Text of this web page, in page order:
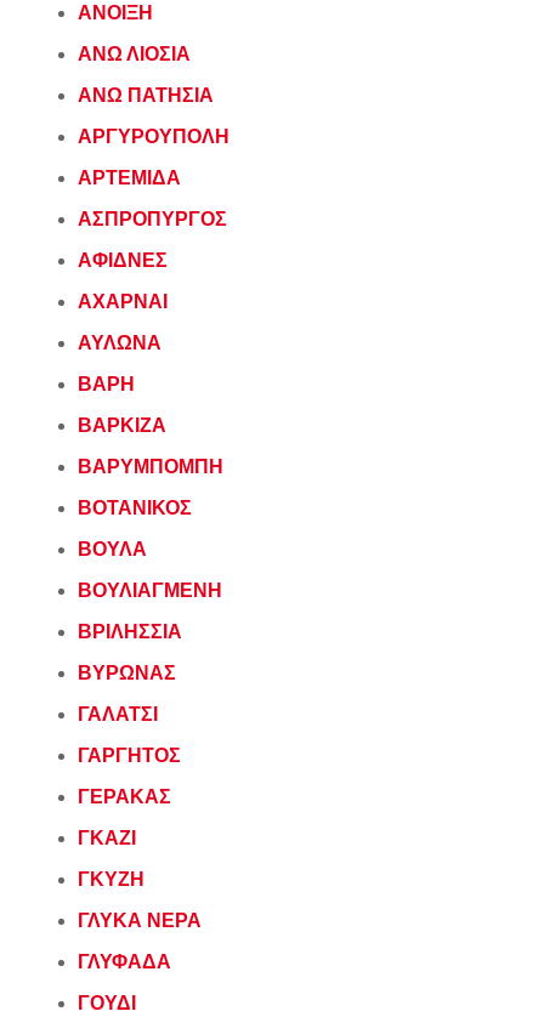
ΑΝΟΙΞΗ
ΑΝΩ ΛΙΟΣΙΑ
ΑΝΩ ΠΑΤΗΣΙΑ
ΑΡΓΥΡΟΥΠΟΛΗ
ΑΡΤΕΜΙΔΑ
ΑΣΠΡΟΠΥΡΓΟΣ
ΑΦΙΔΝΕΣ
ΑΧΑΡΝΑΙ
ΑΥΛΩΝΑ
ΒΑΡΗ
ΒΑΡΚΙΖΑ
ΒΑΡΥΜΠΟΜΠΗ
ΒΟΤΑΝΙΚΟΣ
ΒΟΥΛΑ
ΒΟΥΛΙΑΓΜΕΝΗ
ΒΡΙΛΗΣΣΙΑ
ΒΥΡΩΝΑΣ
ΓΑΛΑΤΣΙ
ΓΑΡΓΗΤΟΣ
ΓΕΡΑΚΑΣ
ΓΚΑΖΙ
ΓΚΥΖΗ
ΓΛΥΚΑ ΝΕΡΑ
ΓΛΥΦΑΔΑ
ΓΟΥΔΙ